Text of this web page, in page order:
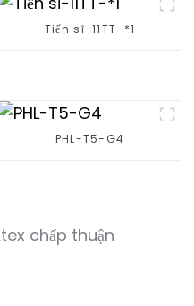
Tiến sĩ-11TT-*1
PHL-T5-G4